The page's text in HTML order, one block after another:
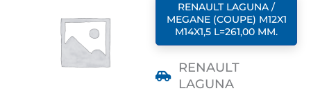
RENAULT LAGUNA /
MEGANE (COUPE) M12X1
M14X1,5 L=261,00 MM.
RENAULT
LAGUNA